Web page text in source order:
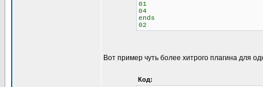
01
04
ends
02
Вот пример чуть более хитрого плагина для
Код: